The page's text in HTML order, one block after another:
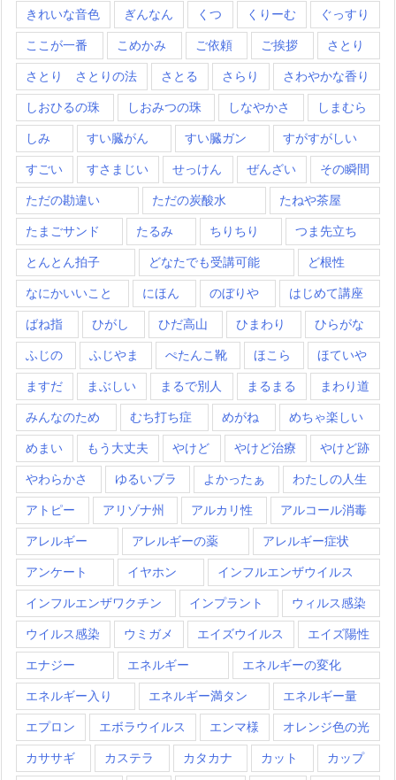
きれいな音色 ぎんなん くつ くりーむ ぐっすり
ここが一番 こめかみ ご依頼 ご挨拶 さとり
さとり さとりの法 さとる さらり さわやかな香り
しおひるの珠 しおみつの珠 しなやかさ しまむら
しみ すい臓がん すい臓ガン すがすがしい
すごい すさまじい せっけん ぜんざい その瞬間
ただの勘違い ただの炭酸水 たねや茶屋
たまごサンド たるみ ちりちり つま先立ち
とんとん拍子 どなたでも受講可能 ど根性
なにかいいこと にほん のぼりや はじめて講座
ばね指 ひがし ひだ高山 ひまわり ひらがな
ふじの ふじやま ぺたんこ靴 ほこら ほていや
ますだ まぶしい まるで別人 まるまる まわり道
みんなのため むち打ち症 めがね めちゃ楽しい
めまい もう大丈夫 やけど やけど治療 やけど跡
やわらかさ ゆるいブラ よかったぁ わたしの人生
アトピー アリゾナ州 アルカリ性 アルコール消毒
アレルギー アレルギーの薬 アレルギー症状
アンケート イヤホン インフルエンザウイルス
インフルエンザワクチン インプラント ウィルス感染
ウイルス感染 ウミガメ エイズウイルス エイズ陽性
エナジー エネルギー エネルギーの変化
エネルギー入り エネルギー満タン エネルギー量
エプロン エボラウイルス エンマ様 オレンジ色の光
カササギ カステラ カタカナ カット カップ